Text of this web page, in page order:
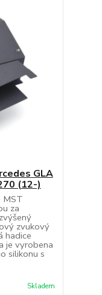
GLA
(12-)
MST
za
zvukový
hadice
je vyrobena
silikonu s
Skladem